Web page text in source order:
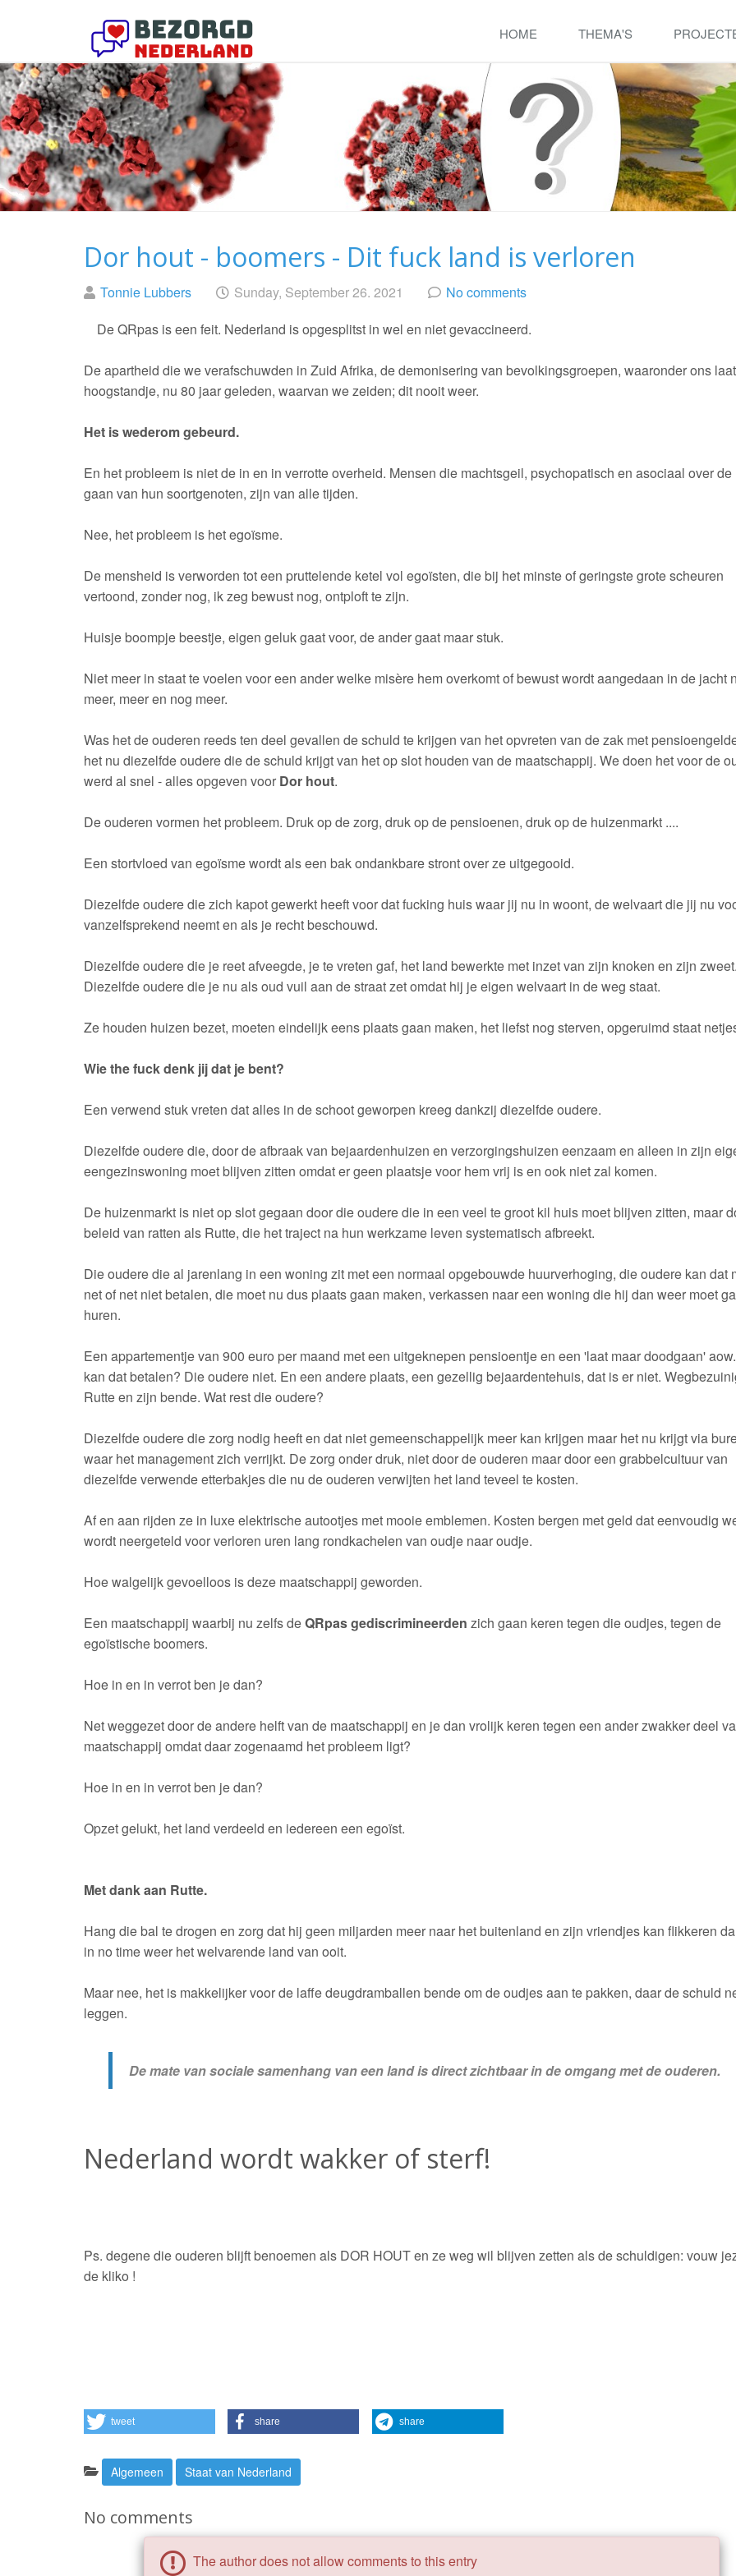
to
main
content
Bezorgd
Nederland
Blog
HOME THEMA'S
Dor hout - boomers - Dit fuck land is verloren
Posted
Tonnie Lubbers on Sunday, September 26. 2021
No comments
De QRpas is een feit. Nederland is opgesplitst in wel en niet gevaccineerd.
De apartheid die we verafschuwden in Zuid Afrika, de demonisering van bevolkingsgroepen, waaronder ons
hoogstandje, nu 80 jaar geleden, waarvan we zeiden; dit nooit weer.
Het is wederom gebeurd.
En het probleem is niet de in en in verrotte overheid. Mensen die machtsgeil, psychopatisch en asociaal over de
gaan van hun soortgenoten, zijn van alle tijden.
Nee, het probleem is het egoïsme.
De mensheid is verworden tot een pruttelende ketel vol egoïsten, die bij het minste of geringste grote scheuren
vertoond, zonder nog, ik zeg bewust nog, ontploft te zijn.
Huisje boompje beestje, eigen geluk gaat voor, de ander gaat maar stuk.
Niet meer in staat te voelen voor een ander welke misère hem overkomt of bewust wordt aangedaan in de jacht
meer, meer en nog meer.
Was het de ouderen reeds ten deel gevallen de schuld te krijgen van het opvreten van de zak met
het nu diezelfde oudere die de schuld krijgt van het op slot houden van de maatschappij. We doen het voor de
werd al snel - alles opgeven voor Dor hout.
De ouderen vormen het probleem. Druk op de zorg, druk op de pensioenen, druk op de huizenmarkt ....
Een stortvloed van egoïsme wordt als een bak ondankbare stront over ze uitgegooid.
Diezelfde oudere die zich kapot gewerkt heeft voor dat fucking huis waar jij nu in woont, de welvaart die jij nu
vanzelfsprekend neemt en als je recht beschouwd.
Diezelfde oudere die je reet afveegde, je te vreten gaf, het land bewerkte met inzet van zijn knoken en zijn zweet.
Diezelfde oudere die je nu als oud vuil aan de straat zet omdat hij je eigen welvaart in de weg staat.
Ze houden huizen bezet, moeten eindelijk eens plaats gaan maken, het liefst nog sterven, opgeruimd staat
Wie the fuck denk jij dat je bent?
Een verwend stuk vreten dat alles in de schoot geworpen kreeg dankzij diezelfde oudere.
Diezelfde oudere die, door de afbraak van bejaardenhuizen en verzorgingshuizen eenzaam en alleen in zijn
eengezinswoning moet blijven zitten omdat er geen plaatsje voor hem vrij is en ook niet zal komen.
De huizenmarkt is niet op slot gegaan door die oudere die in een veel te groot kil huis moet blijven zitten, maar
beleid van ratten als Rutte, die het traject na hun werkzame leven systematisch afbreekt.
Die oudere die al jarenlang in een woning zit met een normaal opgebouwde huurverhoging, die oudere kan dat
net of net niet betalen, die moet nu dus plaats gaan maken, verkassen naar een woning die hij dan weer moet
huren.
Een appartementje van 900 euro per maand met een uitgeknepen pensioentje en een 'laat maar doodgaan'
kan dat betalen? Die oudere niet. En een andere plaats, een gezellig bejaardentehuis, dat is er niet.
Rutte en zijn bende. Wat rest die oudere?
Diezelfde oudere die zorg nodig heeft en dat niet gemeenschappelijk meer kan krijgen maar het nu krijgt via
waar het management zich verrijkt. De zorg onder druk, niet door de ouderen maar door een grabbelcultuur van
diezelfde verwende etterbakjes die nu de ouderen verwijten het land teveel te kosten.
Af en aan rijden ze in luxe elektrische autootjes met mooie emblemen. Kosten bergen met geld dat eenvoudig
wordt neergeteld voor verloren uren lang rondkachelen van oudje naar oudje.
Hoe walgelijk gevoelloos is deze maatschappij geworden.
Een maatschappij waarbij nu zelfs deQRpas gediscrimineerden zich gaan keren tegen die oudjes, tegen de
egoïstische boomers.
Hoe in en in verrot ben je dan?
Net weggezet door de andere helft van de maatschappij en je dan vrolijk keren tegen een ander zwakker deel
maatschappij omdat daar zogenaamd het probleem ligt?
Hoe in en in verrot ben je dan?
Opzet gelukt, het land verdeeld en iedereen een egoïst.
Met dank aan Rutte.
Hang die bal te drogen en zorg dat hij geen miljarden meer naar het buitenland en zijn vriendjes kan flikkeren
in no time weer het welvarende land van ooit.
Maar nee, het is makkelijker voor de laffe deugdramballen bende om de oudjes aan te pakken, daar de schuld
leggen.
De mate van sociale samenhang van een land is direct zichtbaar in de omgang met de ouderen.
Nederland wordt wakker of sterf!
Ps. degene die ouderen blijft benoemen als DOR HOUT en ze weg wil blijven zetten als de schuldigen: vouw
de kliko !
tweet share share
Categories:
Algemeen Staat van Nederland
No comments
The author does not allow comments to this entry